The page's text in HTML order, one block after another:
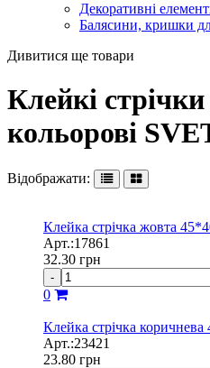
Декоративні
Балясини, кришки
Дивитися ще товари
Клейкі
кольорові
Відображати:
Клейка стрічка жовта
Арт.:17861
32.30 грн
-
0
Клейка стрічка
Арт.:23421
23.80 грн